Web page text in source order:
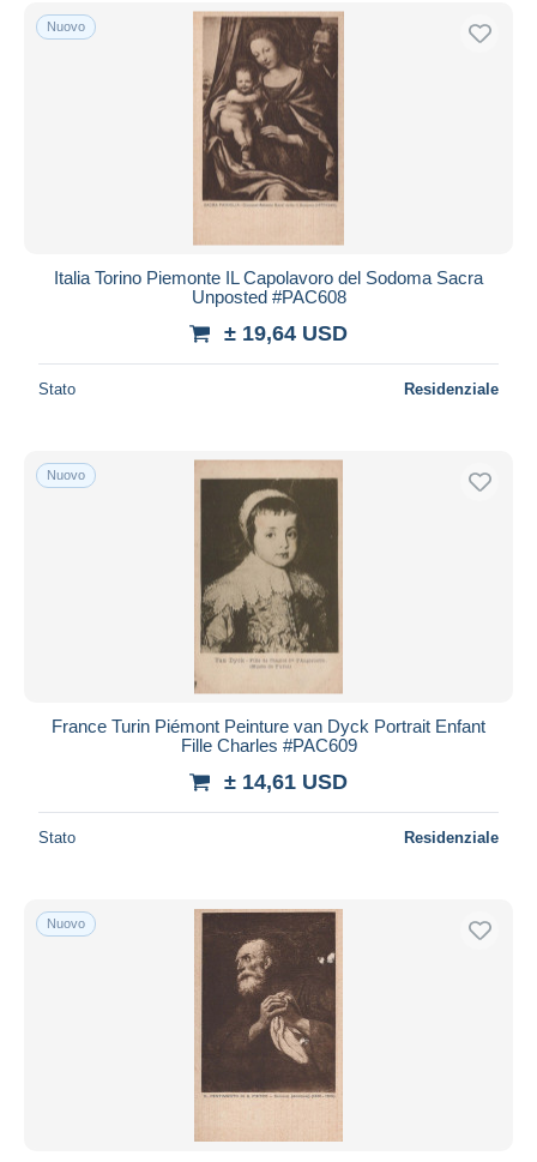
Spedizione gratuita
Metodi di pagamento
Bonifico bancario
Mastercard
Maestro
Residenza del venditore
Aggiorna
Nuovo
Italia Torino Piemonte IL Capolavoro del Sodoma Sacra
Unposted #PAC608
± 19,64 USD
Stato Residenziale
Nuovo
France Turin Piémont Peinture van Dyck Portrait Enfant
Fille Charles #PAC609
± 14,61 USD
Stato Residenziale
Nuovo